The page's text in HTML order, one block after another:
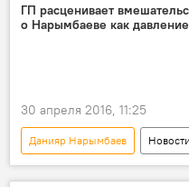
Освобождение Наримана
Нариман Тюлеев
ГП расценивает
о Нарымбаеве как
30 апреля 2016, 11:25
Данияр Нарымбаев
Новости
Кыргызстан